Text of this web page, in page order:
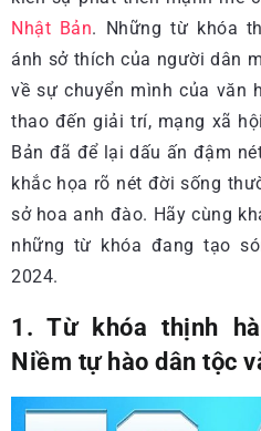
Nhật Bản. Những từ khóa
ánh sở thích của người dân
về sự chuyển mình của văn
thao đến giải trí, mạng xã
Bản đã để lại dấu ấn đậm
khắc họa rõ nét đời sống
sở hoa anh đào. Hãy cùng
những từ khóa đang tạo
2024.
1. Từ khóa thịnh
Niềm tự hào dân tộc